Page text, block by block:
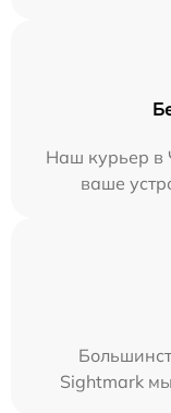
Наш курьер в
ваше
Sightmark